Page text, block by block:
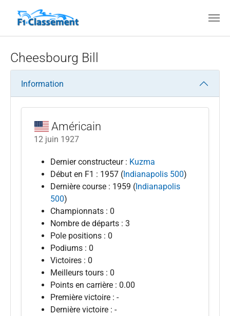
Cheesbourg Bill
Information
Américain
12 juin 1927
Dernier constructeur : Kuzma
Début en F1 : 1957 (Indianapolis 500)
Dernière course : 1959 (Indianapolis
500)
Championnats : 0
Nombre de départs : 3
Pole positions : 0
Podiums : 0
Victoires : 0
Meilleurs tours : 0
Points en carrière : 0.00
Première victoire : -
Dernière victoire : -